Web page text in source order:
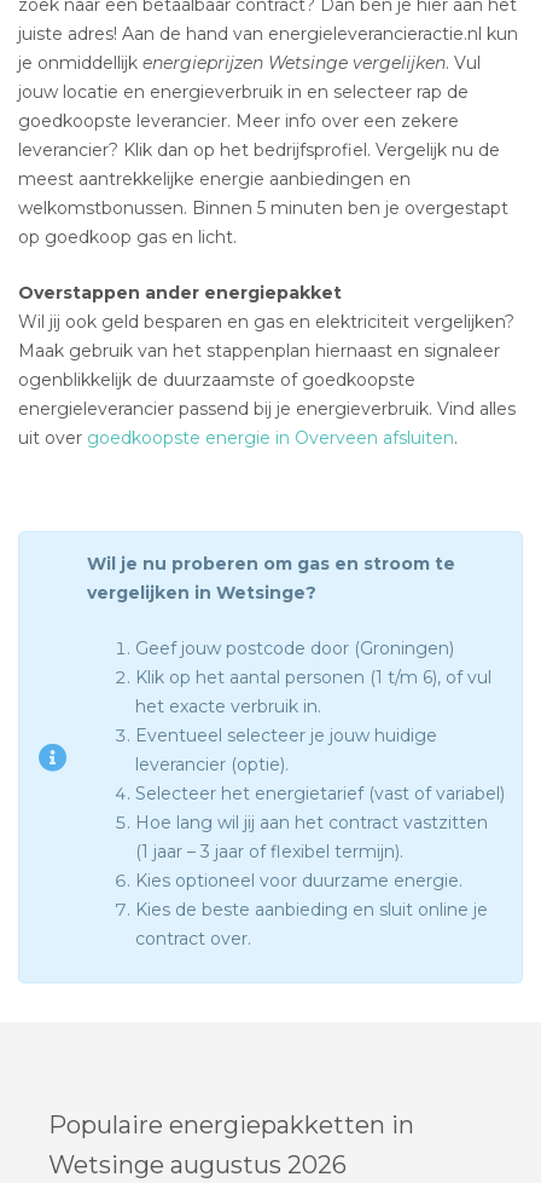
zoek naar een betaalbaar contract? Dan ben je hier aan het
juiste adres! Aan de hand van energieleverancieractie.nl kun
je onmiddellijk energieprijzen Wetsinge vergelijken. Vul
jouw locatie en energieverbruik in en selecteer rap de
goedkoopste leverancier. Meer info over een zekere
leverancier? Klik dan op het bedrijfsprofiel. Vergelijk nu de
meest aantrekkelijke energie aanbiedingen en
welkomstbonussen. Binnen 5 minuten ben je overgestapt
op goedkoop gas en licht.
Overstappen ander energiepakket
Wil jij ook geld besparen en gas en elektriciteit vergelijken?
Maak gebruik van het stappenplan hiernaast en signaleer
ogenblikkelijk de duurzaamste of goedkoopste
energieleverancier passend bij je energieverbruik. Vind alles
uit over goedkoopste energie in Overveen afsluiten.
Wil je nu proberen om gas en stroom te
vergelijken in Wetsinge?
Geef jouw postcode door (Groningen)
Klik op het aantal personen (1 t/m 6), of vul
het exacte verbruik in.
Eventueel selecteer je jouw huidige
leverancier (optie).
Selecteer het energietarief (vast of variabel)
Hoe lang wil jij aan het contract vastzitten
(1 jaar – 3 jaar of flexibel termijn).
Kies optioneel voor duurzame energie.
Kies de beste aanbieding en sluit online je
contract over.
Populaire energiepakketten in
Wetsinge augustus 2026